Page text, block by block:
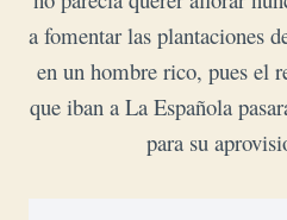
a fomentar las plantaciones
en un hombre rico, pues el
que iban a La Española
para su